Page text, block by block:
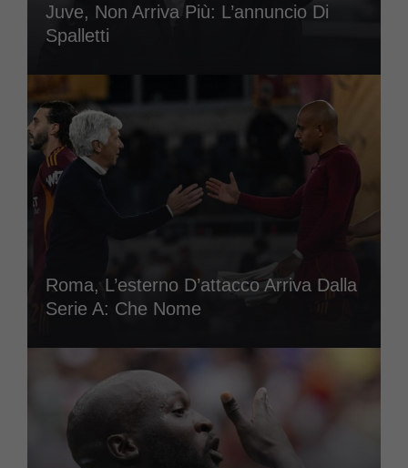
Juve, Non Arriva Più: L’annuncio Di
Spalletti
Roma, L’esterno D’attacco Arriva Dalla
Serie A: Che Nome